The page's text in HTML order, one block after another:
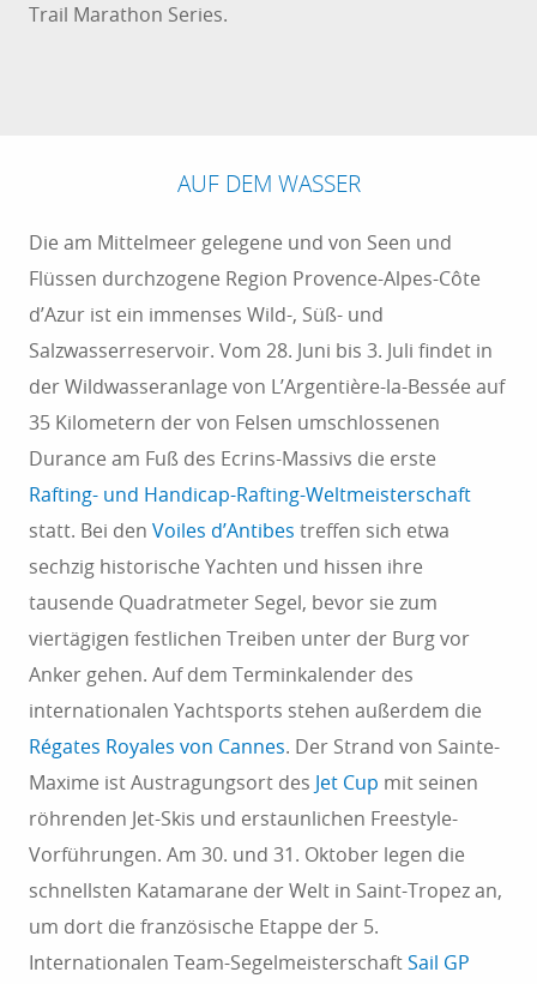
Trail Marathon Series.
AUF DEM WASSER
Die am Mittelmeer gelegene und von Seen und
Flüssen durchzogene Region Provence-Alpes-Côte
d’Azur ist ein immenses Wild-, Süß- und
Salzwasserreservoir. Vom 28. Juni bis 3. Juli findet in
der Wildwasseranlage von L’Argentière-la-Bessée auf
35 Kilometern der von Felsen umschlossenen
Durance am Fuß des Ecrins-Massivs die erste
Rafting- und Handicap-Rafting-Weltmeisterschaft
statt. Bei den Voiles d’Antibes treffen sich etwa
sechzig historische Yachten und hissen ihre
tausende Quadratmeter Segel, bevor sie zum
viertägigen festlichen Treiben unter der Burg vor
Anker gehen. Auf dem Terminkalender des
internationalen Yachtsports stehen außerdem die
Régates Royales von Cannes. Der Strand von Sainte-
Maxime ist Austragungsort des Jet Cup mit seinen
röhrenden Jet-Skis und erstaunlichen Freestyle-
Vorführungen. Am 30. und 31. Oktober legen die
schnellsten Katamarane der Welt in Saint-Tropez an,
um dort die französische Etappe der 5.
Internationalen Team-SegelmeisterschaftSail GP